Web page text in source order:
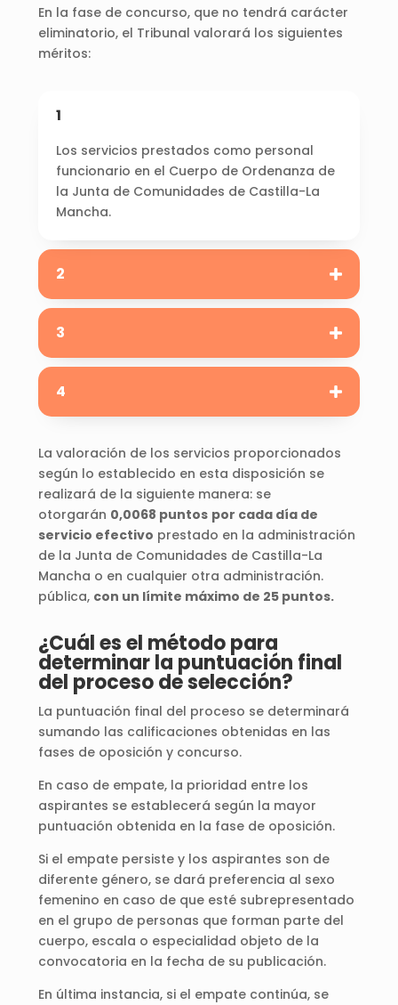
En la fase de concurso, que no tendrá carácter
eliminatorio, el Tribunal valorará los siguientes
méritos:
1
Los servicios prestados como personal
funcionario en el Cuerpo de Ordenanza de
la Junta de Comunidades de Castilla-La
Mancha.
2
3
4
La valoración de los servicios proporcionados
según lo establecido en esta disposición se
realizará de la siguiente manera: se
otorgarán 0,0068 puntos por cada día de
servicio efectivo prestado en la administración
de la Junta de Comunidades de Castilla-La
Mancha o en cualquier otra administración.
pública, con un límite máximo de 25 puntos.
¿Cuál es el método para
determinar la puntuación final
del proceso de selección?
La puntuación final del proceso se determinará
sumando las calificaciones obtenidas en las
fases de oposición y concurso.
En caso de empate, la prioridad entre los
aspirantes se establecerá según la mayor
puntuación obtenida en la fase de oposición.
Si el empate persiste y los aspirantes son de
diferente género, se dará preferencia al sexo
femenino en caso de que esté subrepresentado
en el grupo de personas que forman parte del
cuerpo, escala o especialidad objeto de la
convocatoria en la fecha de su publicación.
En última instancia, si el empate continúa, se